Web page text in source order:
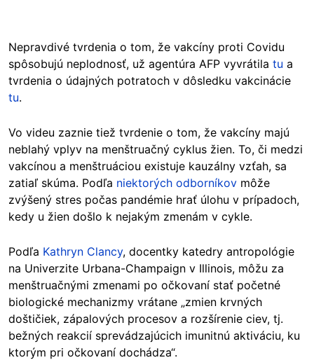
Nepravdivé tvrdenia o tom, že vakcíny proti Covidu
spôsobujú neplodnosť, už agentúra AFP vyvrátila tu a
tvrdenia o údajných potratoch v dôsledku vakcinácie
tu.
Vo videu zaznie tiež tvrdenie o tom, že vakcíny majú
neblahý vplyv na menštruačný cyklus žien. To, či medzi
vakcínou a menštruáciou existuje kauzálny vzťah, sa
zatiaľ skúma. Podľa niektorých odborníkov môže
zvýšený stres počas pandémie hrať úlohu v prípadoch,
kedy u žien došlo k nejakým zmenám v cykle.
Podľa Kathryn Clancy, docentky katedry antropológie
na Univerzite Urbana-Champaign v Illinois, môžu za
menštruačnými zmenami po očkovaní stať početné
biologické mechanizmy vrátane „zmien krvných
doštičiek, zápalových procesov a rozšírenie ciev, tj.
bežných reakcií sprevádzajúcich imunitnú aktiváciu, ku
ktorým pri očkovaní dochádza“.